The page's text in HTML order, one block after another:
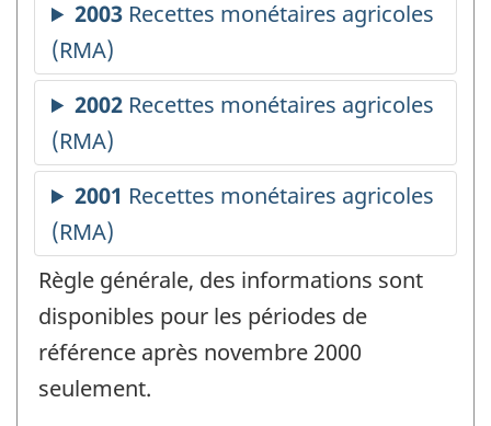
Règle générale, des informations sont
disponibles pour les périodes de
référence après novembre 2000
seulement.